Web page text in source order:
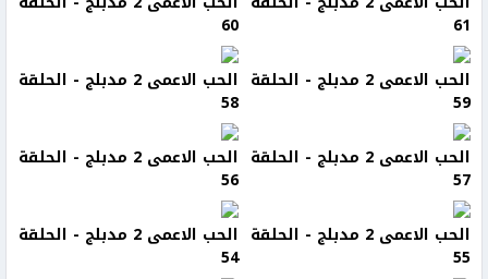
61
60
الحب الاعمى 2 مدبلج - الحلقة
59
الحب الاعمى 2 مدبلج - الحلقة
58
الحب الاعمى 2 مدبلج - الحلقة
57
الحب الاعمى 2 مدبلج - الحلقة
56
الحب الاعمى 2 مدبلج - الحلقة
55
الحب الاعمى 2 مدبلج - الحلقة
54